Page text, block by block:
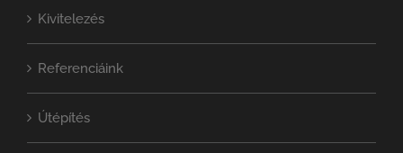
Kivitelezés
Referenciáink
Útépítés